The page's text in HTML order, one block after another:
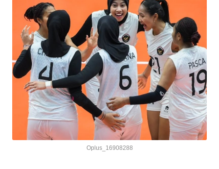
Oplus_16908288